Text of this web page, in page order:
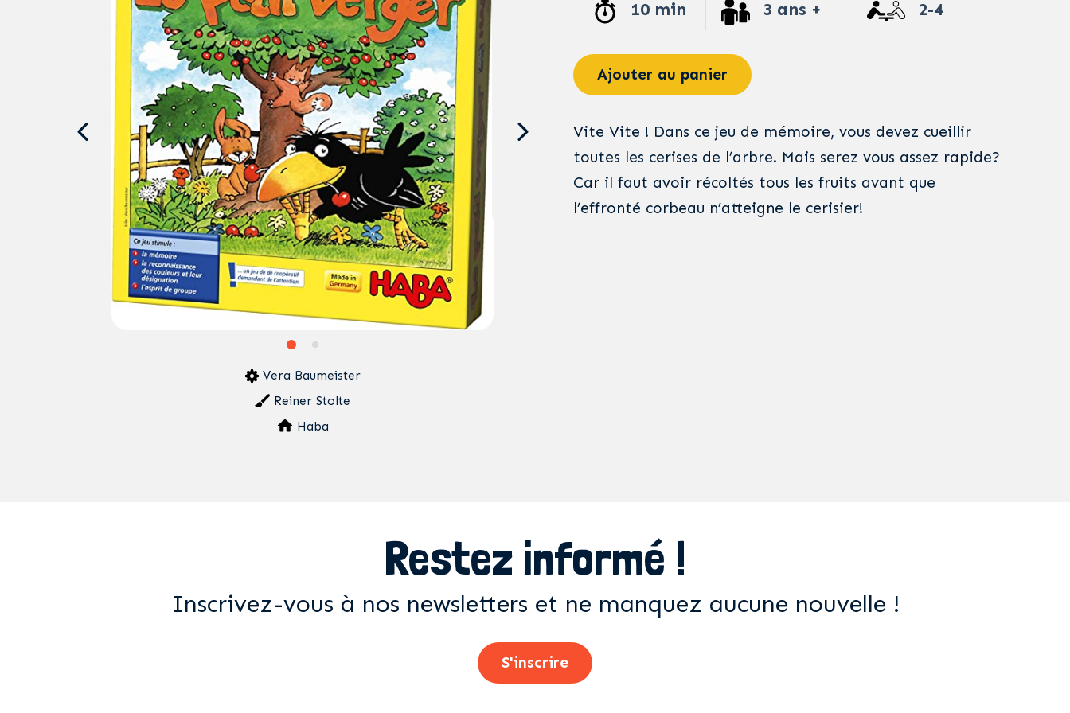
Vera Baumeister
Reiner Stolte
Haba
10 min 3 ans + 2-4
Ajouter au panier
Vite Vite ! Dans ce jeu de mémoire, vous devez cueillir
toutes les cerises de l’arbre. Mais serez vous assez rapide?
Car il faut avoir récoltés tous les fruits avant que
l’effronté corbeau n’atteigne le cerisier!
Restez informé !
Inscrivez-vous à nos newsletters et ne manquez aucune nouvelle !
S'inscrire